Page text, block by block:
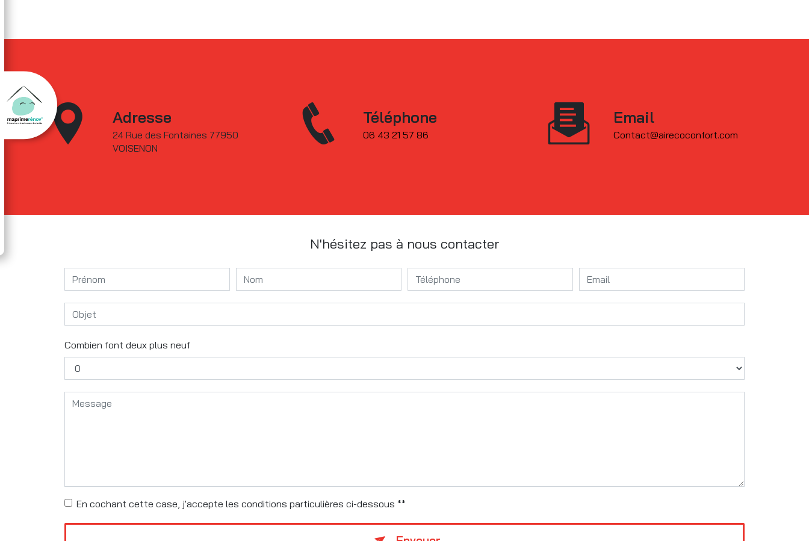
Adresse
24 Rue des Fontaines 77950
VOISENON
Téléphone
06 43 21 57 86
Email
contact@airecoconfort.com
N'hésitez pas à nous contacter
Combien font deux plus neuf
En cochant cette case, j'accepte les conditions particulières ci-dessous **